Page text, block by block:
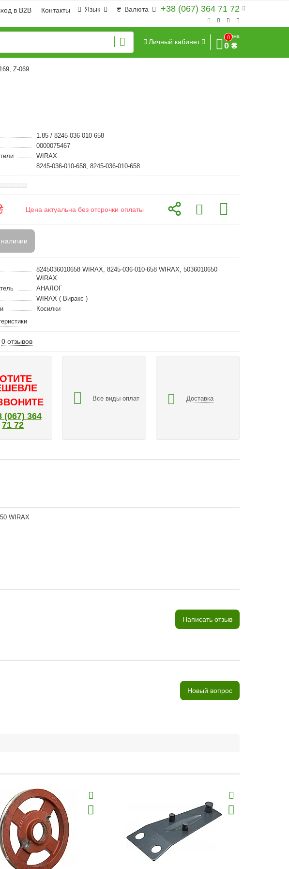
+38 (067) 364 71 72
₴ Валюта
Язык
в B2B Контакты
Личный кабинет
0
Сумма
0 ₴
Z-069
1.85 / 8245-036-010-658
0000075467
WIRAX
8245-036-010-658, 8245-036-010-658
Цена актуальна без отсрочки оплаты
8245036010658 WIRAX, 8245-036-010-658 WIRAX, 5036010650
WIRAX
АНАЛОГ
WIRAX ( Виракс )
Косилки
0 отзывов
(067) 364
71 72
Все виды оплат Доставка
WIRAX
Написать отзыв
Новый вопрос